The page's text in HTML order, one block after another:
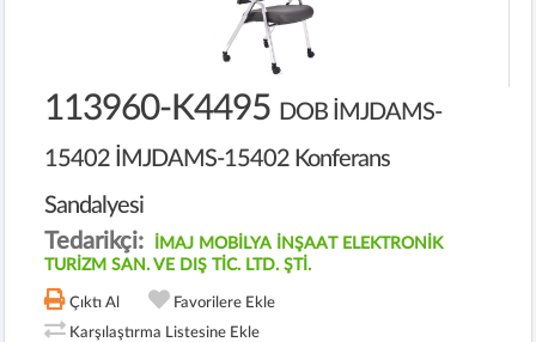
113960-K4495 DOB İMJDAMS-
15402 İMJDAMS-15402 Konferans
Sandalyesi
Tedarikçi:
İMAJ MOBİLYA İNŞAAT ELEKTRONİK
TURİZM SAN. VE DIŞ TİC. LTD. ŞTİ.
Çıktı Al
Favorilere Ekle
Karşılaştırma Listesine Ekle